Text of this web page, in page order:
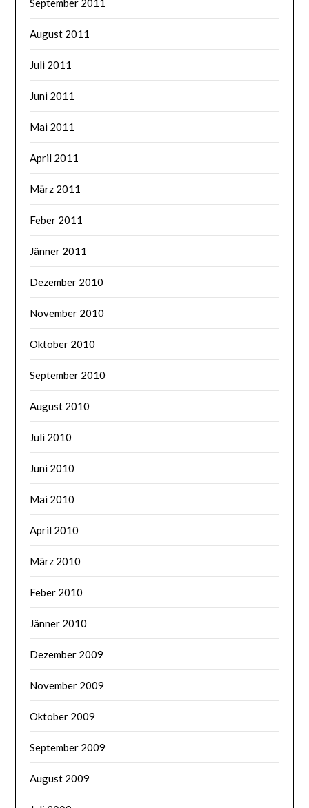
August 2011
Juli 2011
Juni 2011
Mai 2011
April 2011
März 2011
Feber 2011
Jänner 2011
Dezember 2010
November 2010
Oktober 2010
September 2010
August 2010
Juli 2010
Juni 2010
Mai 2010
April 2010
März 2010
Feber 2010
Jänner 2010
Dezember 2009
November 2009
Oktober 2009
September 2009
August 2009